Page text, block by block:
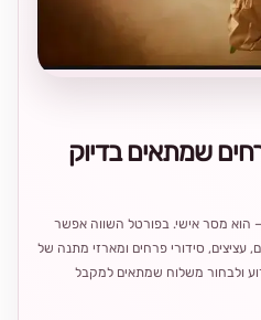
שמתאים בדיוק
הוא מסר אישי. בפורטל השווה אפשר
עציצים, סידורי פרחים ומארזי מתנה של
ולבחור משלוח שמתאים למקבל